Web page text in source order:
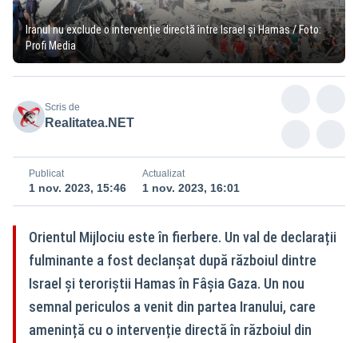
Iranul nu exclude o intervenție directă între Israel și Hamas / Foto:
Profi Media
Scris de
Realitatea.NET
Publicat
1 nov. 2023, 15:46
Actualizat
1 nov. 2023, 16:01
Orientul Mijlociu este în fierbere. Un val de declarații
fulminante a fost declanșat după războiul dintre
Israel și teroriștii Hamas în Fâșia Gaza. Un nou
semnal periculos a venit din partea Iranului, care
amenință cu o intervenție directă în războiul din